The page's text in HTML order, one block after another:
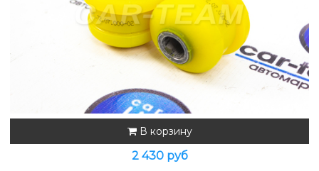
В корзину
2 430 руб